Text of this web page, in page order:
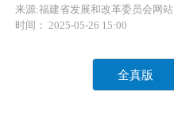
来源:福建省发展和改革委员会网站
时间： 2025-05-26 15:00
全真版